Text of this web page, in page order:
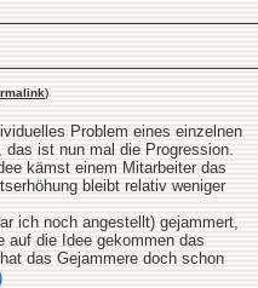
)
Problem eines einzelnen
ist nun mal die Progression.
kämst einem Mitarbeiter das
bleibt relativ weniger
ich noch angestellt) gejammert,
auf die Idee gekommen das
das Gejammere doch schon